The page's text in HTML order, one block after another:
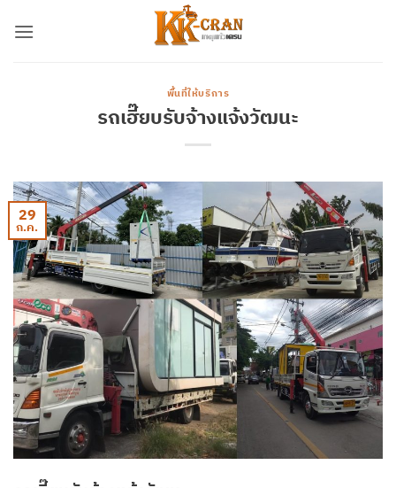
พื้นที่ให้บริการ
รถเฮี๊ยบรับจ้างแจ้งวัฒนะ
29
ก.ค.